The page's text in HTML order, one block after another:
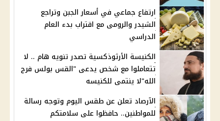
ارتفاع جماعي في أسعار الجبن وتراجع
الشيدر والرومى مع اقتراب بدء العام
الدراسي
الكنيسة الأرثوذكسية تصدر تنويه هام .. لا
تتعاملوا مع شخص يدعى "القس بولس فرج
الله"لا ينتمى للكنيسه
الآرصاد تعلن عن طقس اليوم وتوجه رسالة
للمواطنين.. حافظوا على سلامتكم